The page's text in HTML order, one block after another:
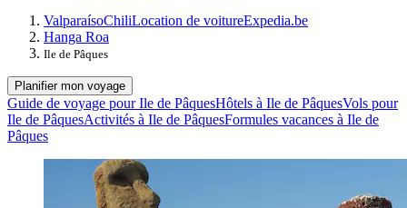
ValparaísoChiliLocation de voitureExpedia.be
Hanga Roa
Ile de Pâques
Planifier mon voyage
Guide de voyage pour Ile de PâquesHôtels à Ile de PâquesVols pour
Ile de PâquesActivités à Ile de PâquesFormules vacances à Ile de
Pâques